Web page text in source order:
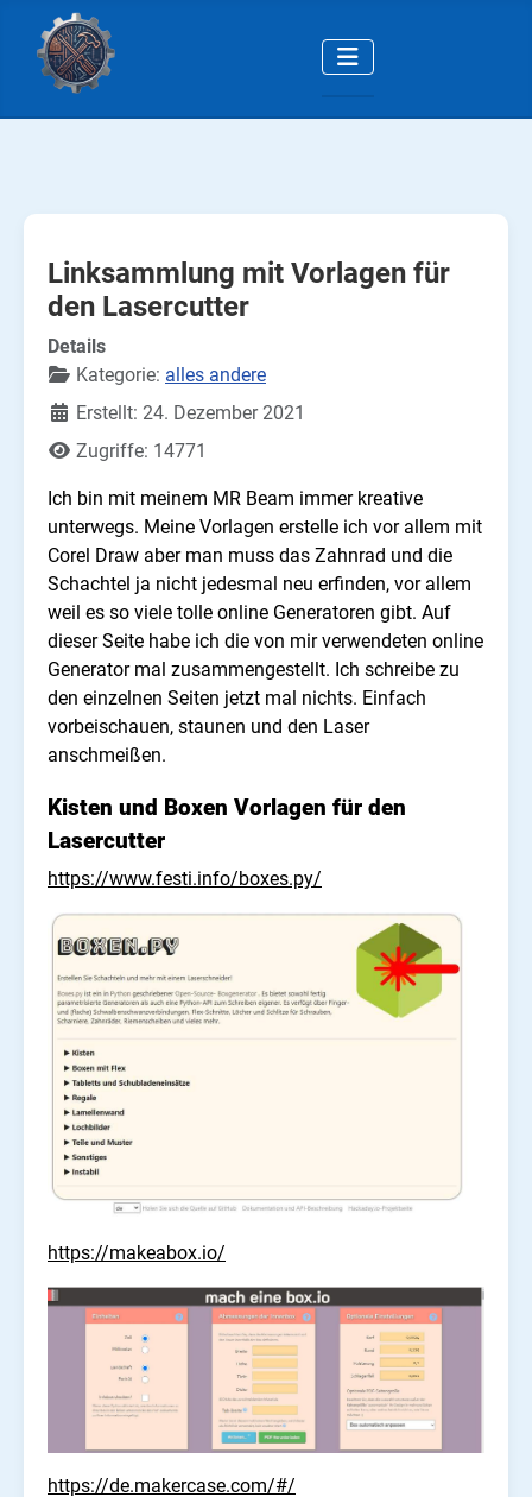
Linksammlung mit Vorlagen für
den Lasercutter
Details
Kategorie: alles andere
Erstellt: 24. Dezember 2021
Zugriffe: 14771
Ich bin mit meinem MR Beam immer kreative
unterwegs. Meine Vorlagen erstelle ich vor allem mit
Corel Draw aber man muss das Zahnrad und die
Schachtel ja nicht jedesmal neu erfinden, vor allem
weil es so viele tolle online Generatoren gibt. Auf
dieser Seite habe ich die von mir verwendeten online
Generator mal zusammengestellt. Ich schreibe zu
den einzelnen Seiten jetzt mal nichts. Einfach
vorbeischauen, staunen und den Laser
anschmeißen.
Kisten und Boxen Vorlagen für den
Lasercutter
https://www.festi.info/boxes.py/
https://makeabox.io/
https://de.makercase.com/#/